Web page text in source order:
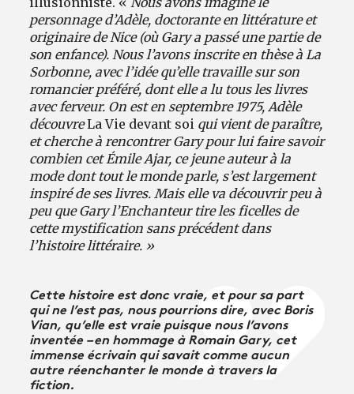
personnage d’Adèle, doctorante en littérature et
originaire de Nice (où Gary a passé une partie de
son enfance). Nous l’avons inscrite en thèse à La
Sorbonne, avec l’idée qu’elle travaille sur son
romancier préféré, dont elle a lu tous les livres
avec ferveur. On est en septembre 1975, Adèle
découvreLa Vie devant soi qui vient de paraître,
et cherche à rencontrer Gary pour lui faire savoir
combien cet Émile Ajar, ce jeune auteur à la
mode dont tout le monde parle, s’est largement
inspiré de ses livres. Mais elle va découvrir peu à
peu que Gary l’Enchanteur tire les ficelles de
cette mystification sans précédent dans
l’histoire littéraire. »
Cette histoire est donc vraie, et pour sa part
qui ne l’est pas, nous pourrions dire, avec Boris
Vian, qu’elle est vraie puisque nous l’avons
inventée – en hommage à Romain Gary, cet
immense écrivain qui savait comme aucun
autre réenchanter le monde à travers la
fiction.